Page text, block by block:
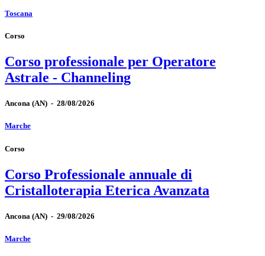
Toscana
Corso
Corso professionale per Operatore
Astrale - Channeling
Ancona (AN) - 28/08/2026
Marche
Corso
Corso Professionale annuale di
Cristalloterapia Eterica Avanzata
Ancona (AN) - 29/08/2026
Marche